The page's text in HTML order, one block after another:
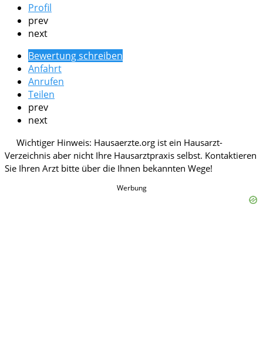
Profil
prev
next
Bewertung schreiben
Anfahrt
Anrufen
Teilen
prev
next
Werbung